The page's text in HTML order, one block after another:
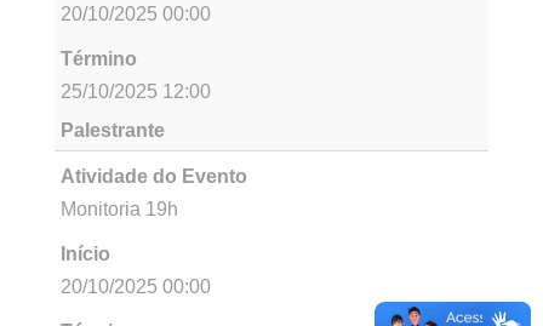
20/10/2025 00:00
Término
25/10/2025 12:00
Palestrante
Atividade do Evento
Monitor 18h
Início
20/10/2025 00:00